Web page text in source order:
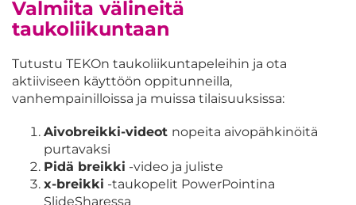
Valmiita välineitä
taukoliikuntaan
Tutustu TEKOn taukoliikuntapeleihin ja ota
aktiiviseen käyttöön oppitunneilla,
vanhempainilloissa ja muissa tilaisuuksissa:
Aivobreikki-videot nopeita aivopähkinöitä
purtavaksi
Pidä breikki -video ja juliste
x-breikki -taukopelit PowerPointina
SlideSharessa